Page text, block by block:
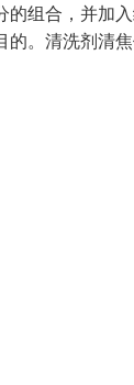
组合，并加
。清洗剂清